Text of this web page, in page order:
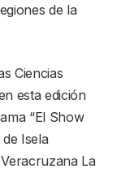
de la
Ciencias
esta edición
“El Show
Isela
La